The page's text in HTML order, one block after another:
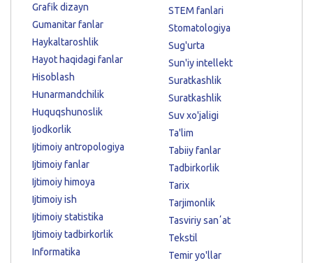
Grafik dizayn
Gumanitar fanlar
Haykaltaroshlik
Hayot haqidagi fanlar
Hisoblash
Hunarmandchilik
Huquqshunoslik
Ijodkorlik
Ijtimoiy antropologiya
Ijtimoiy fanlar
Ijtimoiy himoya
Ijtimoiy ish
Ijtimoiy statistika
Ijtimoiy tadbirkorlik
Informatika
STEM fanlari
Stomatologiya
Sug'urta
Sun'iy intellekt
Suratkashlik
Suratkashlik
Suv xo'jaligi
Ta'lim
Tabiiy fanlar
Tadbirkorlik
Tarix
Tarjimonlik
Tasviriy sanʼat
Tekstil
Temir yo'llar